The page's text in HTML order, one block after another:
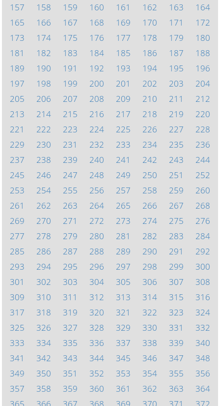
157
158 159 160 161 162 163
164
165
166 167 168 169 170 171
172
173
174 175 176 177 178 179
180
181
182 183 184 185 186 187
188
189
190 191 192 193 194 195
196
197
198 199 200 201 202 203
204
205
206 207 208 209 210 211
212
213
214 215 216 217 218 219
220
221
222 223 224 225 226 227
228
229
230 231 232 233 234 235
236
237
238 239 240 241 242 243
244
245
246 247 248 249 250 251
252
253
254 255 256 257 258 259
260
261
262 263 264 265 266 267
268
269
270 271 272 273 274 275
276
277
278 279 280 281 282 283
284
285
286 287 288 289 290 291
292
293
294 295 296 297 298 299
300
301
302 303 304 305 306 307
308
309
310 311 312 313 314 315
316
317
318 319 320 321 322 323
324
325
326 327 328 329 330 331
332
333
334 335 336 337 338 339
340
341
342 343 344 345 346 347
348
349
350 351 352 353 354 355
356
357
358 359 360 361 362 363
364